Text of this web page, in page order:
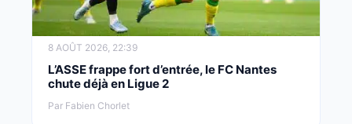
8 AOÛT 2026, 22:39
L’ASSE frappe fort d’entrée, le FC Nantes
chute déjà en Ligue 2
Par Fabien Chorlet